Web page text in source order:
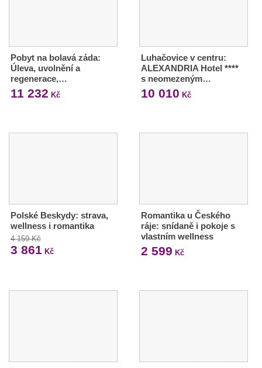
Pobyt na bolavá záda:
Úleva, uvolnění a
regenerace,…
11 232 Kč
Luhačovice v centru:
ALEXANDRIA Hotel ****
s neomezeným…
10 010 Kč
Polské Beskydy: strava,
wellness i romantika
4 159 Kč
3 861 Kč
Romantika u Českého
ráje: snídaně i pokoje s
vlastním wellness
2 599 Kč